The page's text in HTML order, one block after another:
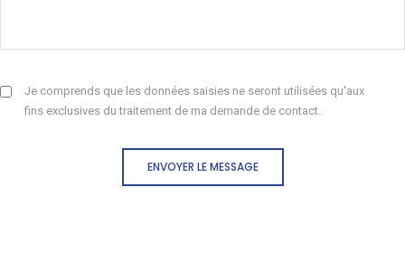
Je comprends que les données saisies ne seront utilisées qu'aux
fins exclusives du traitement de ma demande de contact.
ENVOYER LE MESSAGE